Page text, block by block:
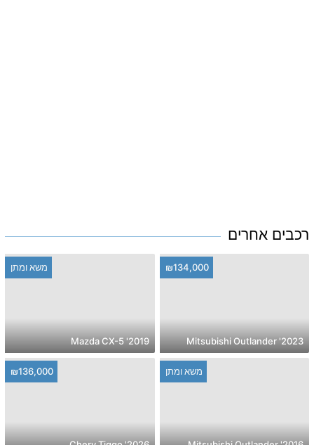
רכבים אחרים
₪134,000
2023' Mitsubishi Outlander
משא ומתן
2019' Mazda CX-5
משא ומתן ₪136,000